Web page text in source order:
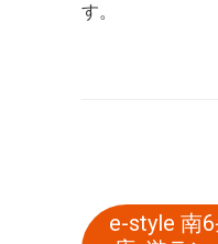
す。
e-style 南